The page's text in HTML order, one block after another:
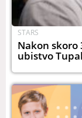
STARS
Nakon skoro
ubistvo